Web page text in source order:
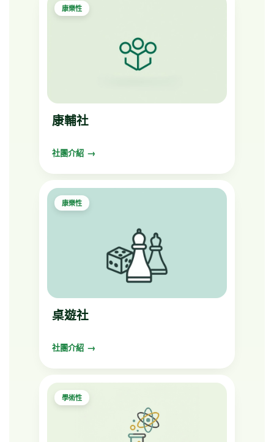
康樂性
康輔社
社團介紹
康樂性
桌遊社
社團介紹
學術性